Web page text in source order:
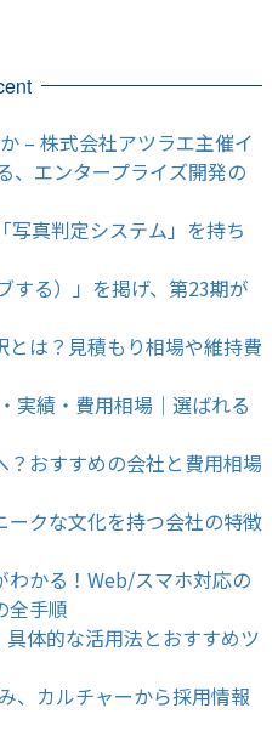
– 株式会社アツラエ主催イ
エンタープライズ開発の
写真判定システム」を持ち
する）」を掲げ、第23期が
は？見積もり相場や維持費
実績・費用相場｜選ばれる
おすすめの会社と費用相場
クな文化を持つ会社の特徴
わかる！Web/スマホ対応の
全手順
体的な活用法とおすすめツ
、カルチャーから採用情報